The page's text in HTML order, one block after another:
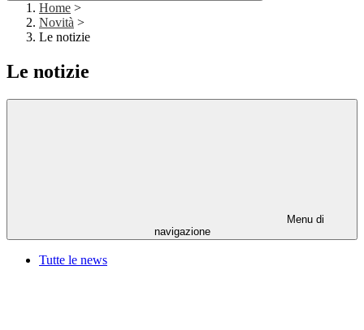
Home >
Novità >
Le notizie
Le notizie
Menu di
navigazione
Tutte le news